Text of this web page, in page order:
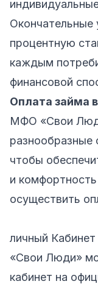
Окончательные
процентную
каждым
финансовой
Оплата займа
МФО «Свои
разнообразные
чтобы
и
осуществить
личный
«Свои Люди»
кабинет на